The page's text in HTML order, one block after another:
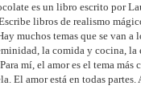
es un libro escrito por
libros de realismo
muchos temas que se van
la comida y cocina,
mí, el amor es el tema
El amor está en todas partes.